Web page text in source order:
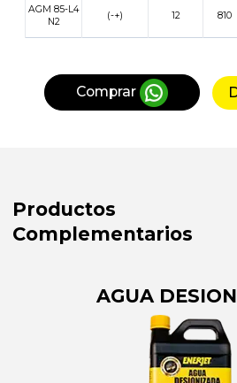
AGM 85-L4
N2
(-+) 12 810
Comprar
Productos
Complementarios
AGUA